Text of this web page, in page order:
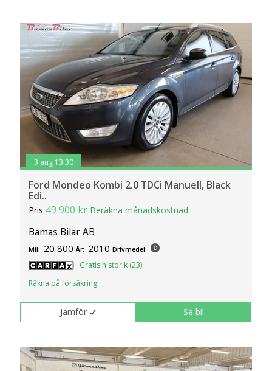
3 aug 13:30
Ford Mondeo Kombi 2.0 TDCi Manuell, Black
Edi..
Pris 49 900 kr Beräkna månadskostnad
Bamas Bilar AB
Mil: 20 800 År: 2010 Drivmedel:
Gratis historik (23)
Räkna på försäkring
Jämför Se bil